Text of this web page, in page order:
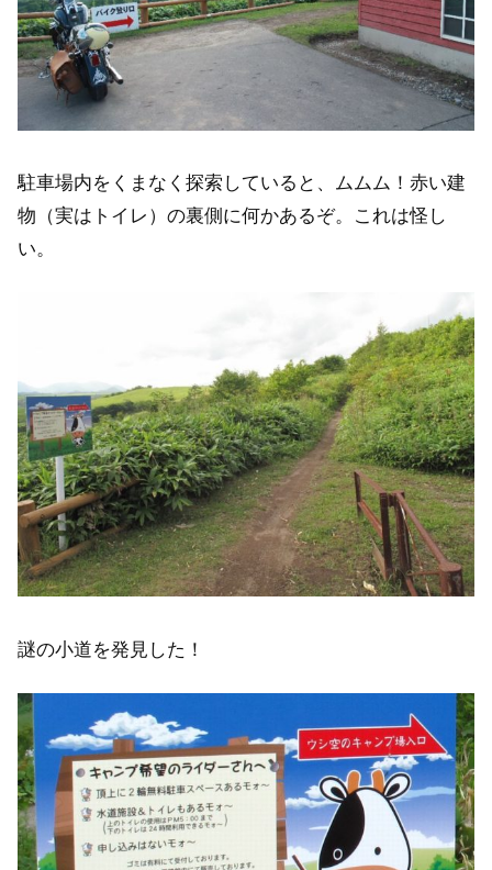
駐車場内をくまなく探索していると、ムムム！赤い建
物（実はトイレ）の裏側に何かあるぞ。これは怪し
い。
謎の小道を発見した！